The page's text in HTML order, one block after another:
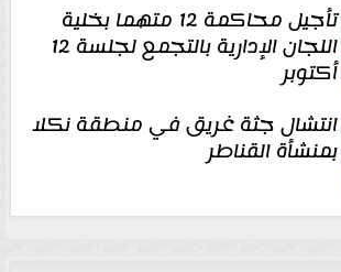
تأجيل محاكمة 12 متهما بخلية
اللجان الإدارية بالتجمع لجلسة 12
أكتوبر
انتشال جثة غريق في منطقة نكلا
بمنشأة القناطر